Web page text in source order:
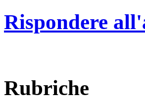
Rispondere
Rubriche